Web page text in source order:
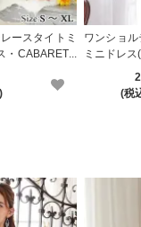
ースタイトミ
・CABARETD
寄せ】
ワンショ
ミニドレ
DRESS)【
(税